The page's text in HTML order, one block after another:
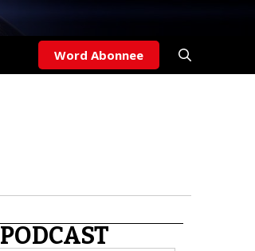
Word Abonnee
PODCAST